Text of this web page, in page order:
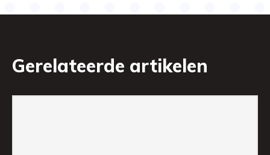
Gerelateerde artikelen